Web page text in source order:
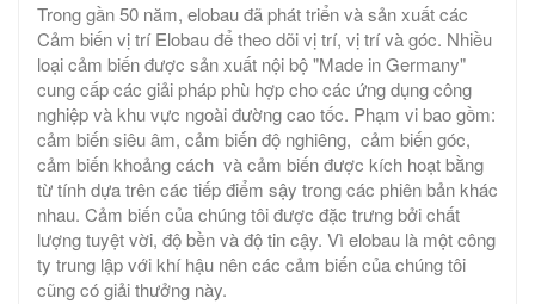
Trong gần 50 năm, elobau đã phát triển và sản xuất các
Cảm biến vị trí Elobau để theo dõi vị trí, vị trí và góc. Nhiều
loại cảm biến được sản xuất nội bộ "Made in Germany"
cung cấp các giải pháp phù hợp cho các ứng dụng công
nghiệp và khu vực ngoài đường cao tốc. Phạm vi bao gồm:
cảm biến siêu âm, cảm biến độ nghiêng, cảm biến góc,
cảm biến khoảng cách và cảm biến được kích hoạt bằng
từ tính dựa trên các tiếp điểm sậy trong các phiên bản khác
nhau. Cảm biến của chúng tôi được đặc trưng bởi chất
lượng tuyệt vời, độ bền và độ tin cậy. Vì elobau là một công
ty trung lập với khí hậu nên các cảm biến của chúng tôi
cũng có giải thưởng này.